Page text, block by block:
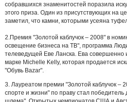
собравшихся знаменитостей поразила
этого приза. Один из присутствующих на
заметил, что камни, которыми усеяна
2.Премия "Золотой каблучок – 2008" в
освещение бизнеса на ТВ", программа
телеведущей Еве Ланска. Ева совершенно
марке Michelle Kelly, которая продается
"Обувь Bazar".
3. Лауреатом премии "Золотой каблучок –
спорте и жизни" по праву стал победитель